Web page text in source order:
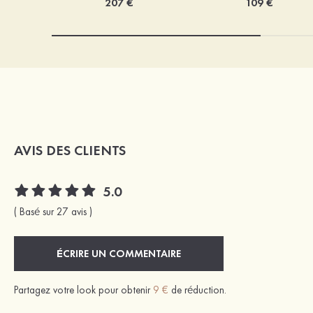
AVIS DES CLIENTS
5.0
( Basé sur 27 avis )
ÉCRIRE UN COMMENTAIRE
Partagez votre look pour obtenir 9 € de réduction.